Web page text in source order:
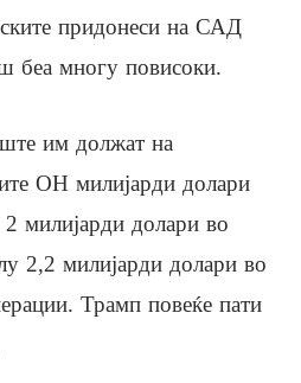
придонеси на САД
беа многу повисоки.
им должат на
ОН милијарди долари
милијарди долари во
2,2 милијарди долари во
Трамп повеќе пати